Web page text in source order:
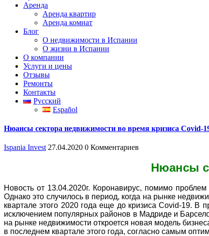
Аренда
Аренда квартир
Аренда комнат
Блог
О недвижимости в Испании
О жизни в Испании
О компании
Услуги и цены
Отзывы
Ремонты
Контакты
Русский
Español
Нюансы сектора недвижимости во время кризиса Covid-
Ispania Invest 27.04.2020 0 Комментариев
Нюансы
Новость от 13.04.2020г. Коронавирус, помимо
Однако это случилось в период, когда на рынке
квартале этого 2020 года еще до кризиса Covid-19.
исключением популярных районов в ​​Мадриде и
на рынке недвижимости откроется новая модель
в последнем квартале этого года, согласно самым